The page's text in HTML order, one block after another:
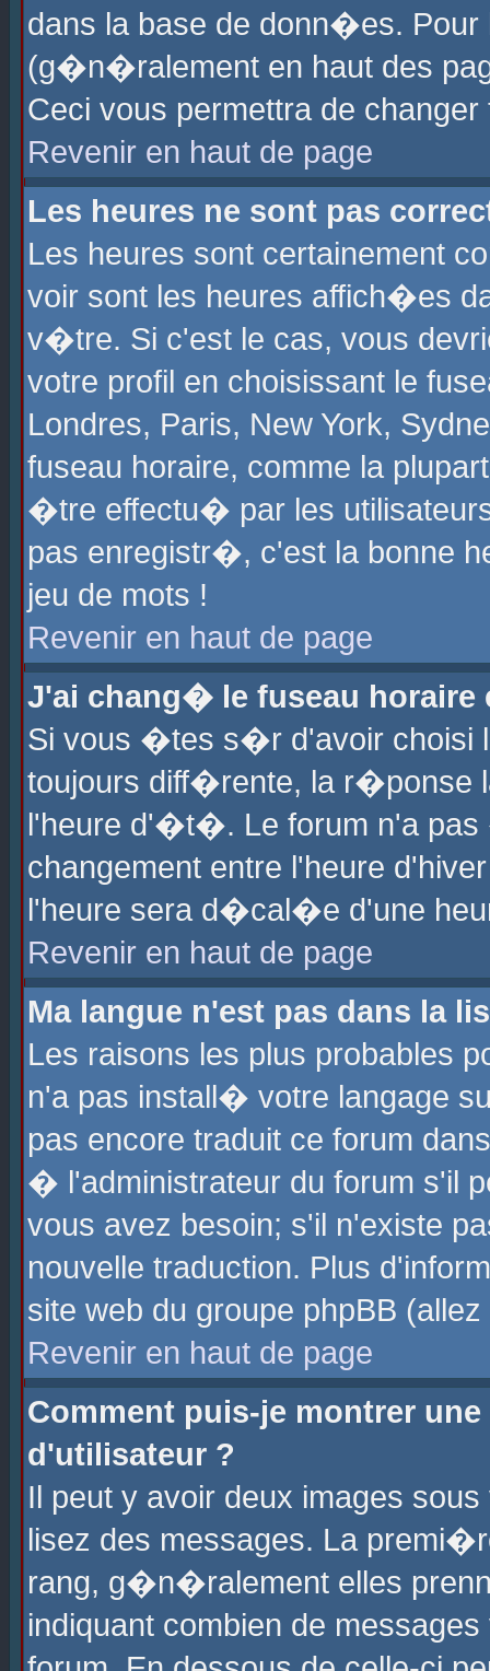
dans la base de donn�es.
(g�n�ralement en haut des
Ceci vous permettra de
Revenir en haut de page
Les heures ne sont pas
Les heures sont certainement
voir sont les heures affich�es
v�tre. Si c'est le cas, vous
votre profil en choisissant le
Londres, Paris, New York,
fuseau horaire, comme la
�tre effectu� par les
pas enregistr�, c'est la bonne
jeu de mots !
Revenir en haut de page
J'ai chang� le fuseau horaire
Si vous �tes s�r d'avoir choisi
toujours diff�rente, la r�ponse
l'heure d'�t�. Le forum n'a
changement entre l'heure
l'heure sera d�cal�e d'une
Revenir en haut de page
Ma langue n'est pas dans la
Les raisons les plus probables
n'a pas install� votre langage
pas encore traduit ce forum
� l'administrateur du forum s'il
vous avez besoin; s'il n'existe
nouvelle traduction. Plus
site web du groupe phpBB
Revenir en haut de page
Comment puis-je montrer
d'utilisateur ?
Il peut y avoir deux images
lisez des messages. La
rang, g�n�ralement elles
indiquant combien de